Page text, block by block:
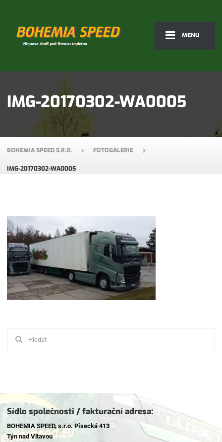
MENU
IMG-20170302-WA0005
BOHEMIA SPEED S.R.O. FOTOGALERIE
IMG-20170302-WA0005
Sídlo společnosti / fakturační adresa:
BOHEMIA SPEED, s.r.o. Písecká 413
Týn nad Vltavou